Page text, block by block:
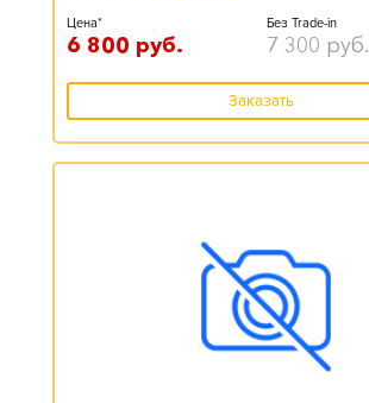
Цена*
6 800 руб.
Без Trade-in
7 300 руб.
Заказать